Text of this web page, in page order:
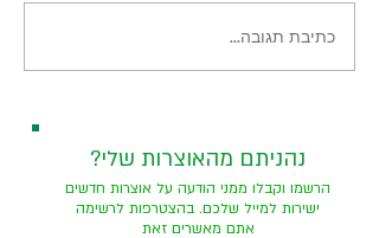
מסע בין יבשות בירושלים
כתיבת תגובה...
?נהניתם מהאוצרות שלי
הרשמו וקבלו ממני הודעה על אוצרות חדשים
ישירות למייל שלכם. בהצטרפות לרשימה
אתם מאשרים זאת